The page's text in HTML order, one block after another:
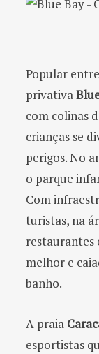
Popular
privativa
com colinas
crianças se
perigos. No
o parque
Com
turistas, na
restaurantes
melhor e
banho.
A praia
esportistas